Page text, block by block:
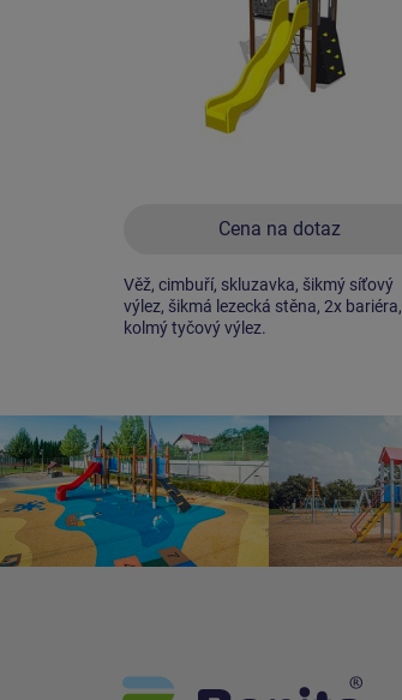
Cena na dotaz
Věž, cimbuří, skluzavka, šikmý síťový
výlez, šikmá lezecká stěna, 2x bariéra,
kolmý tyčový výlez.